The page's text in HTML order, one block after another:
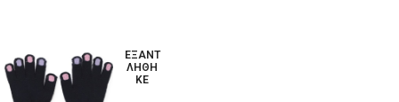
ΕΞΑΝΤ
ΛΉΘΗ
ΚΕ